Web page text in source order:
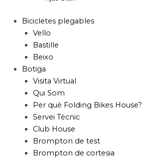
Bicicletes plegables
Vello
Bastille
Beixo
Botiga
Visita Virtual
Qui Som
Per què Folding Bikes House?
Servei Tècnic
Club House
Brompton de test
Brompton de cortesia